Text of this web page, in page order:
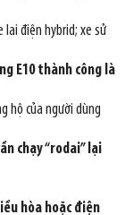
lai điện hybrid; xe sử
E10 thành công là
hộ của người dùng
chạy “rodai” lại
hòa hoặc điện